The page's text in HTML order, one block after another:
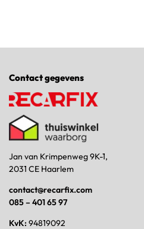
Contact gegevens
Jan van Krimpenweg 9K-1,
2031 CE Haarlem
contact@recarfix.com
085 – 401 65 97
KvK: 94819092